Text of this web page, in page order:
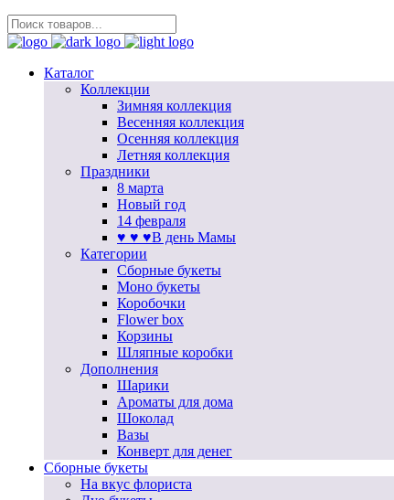
Каталог
Коллекции
Зимняя коллекция
Весенняя коллекция
Осенняя коллекция
Летняя коллекция
Праздники
8 марта
Новый год
14 февраля
♥ ♥ ♥В день Мамы
Категории
Сборные букеты
Моно букеты
Коробочки
Flower box
Корзины
Шляпные коробки
Дополнения
Шарики
Ароматы для дома
Шоколад
Вазы
Конверт для денег
Сборные букеты
На вкус флориста